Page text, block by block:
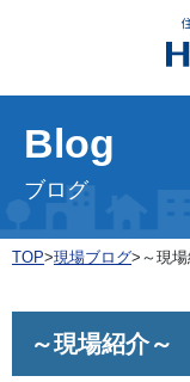
Blog
ブログ
TOP>現場ブログ> ～現
～現場紹介～